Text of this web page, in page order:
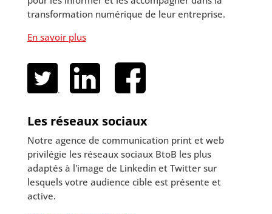
transformation numérique de leur entreprise.
En savoir plus
.
Les réseaux sociaux
Notre agence de communication print et web
privilégie les réseaux sociaux BtoB les plus
adaptés à l'image de Linkedin et Twitter sur
lesquels votre audience cible est présente et
active.